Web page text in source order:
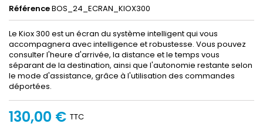
RéférenceBOS_24_ECRAN_KIOX300
Le Kiox 300 est un écran du système intelligent qui vous
accompagnera avec intelligence et robustesse. Vous pouvez
consulter l'heure d'arrivée, la distance et le temps vous
séparant de la destination, ainsi que l'autonomie restante selon
le mode d'assistance, grâce à l'utilisation des commandes
déportées.
130,00 € TTC